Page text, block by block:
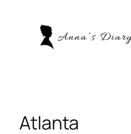
Atlanta